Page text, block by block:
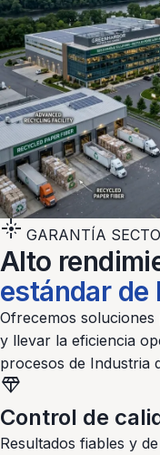
flare GARANTÍA
Alto
estándar de
Ofrecemos
y llevar la eficiencia
procesos de Industria
diamond
Control de
Resultados fiables y